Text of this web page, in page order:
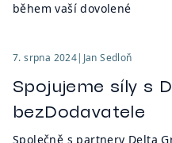
během vaší dovolené
7. srpna 2024| Jan Sedloň
Spojujeme síly s
bezDodavatele
Společně s partnery Delta